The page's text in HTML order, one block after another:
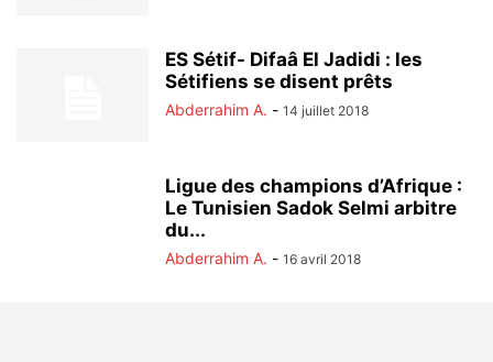
ES Sétif- Difaâ El Jadidi : les
Sétifiens se disent prêts
Abderrahim A. - 14 juillet 2018
Ligue des champions d’Afrique :
Le Tunisien Sadok Selmi arbitre
du...
Abderrahim A. - 16 avril 2018